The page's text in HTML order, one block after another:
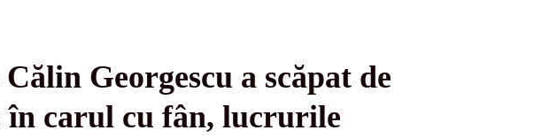
Georgescu a scăpat de
carul cu fân, lucrurile